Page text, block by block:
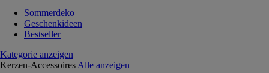
Sommerdeko
Geschenkideen
Bestseller
Kategorie anzeigen
Kerzen-Accessoires Alle anzeigen